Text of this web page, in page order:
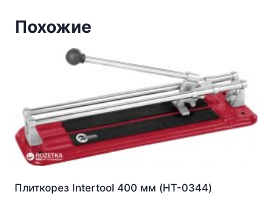
Похожие
Плиткорез Intertool 400 мм (HT-0344)